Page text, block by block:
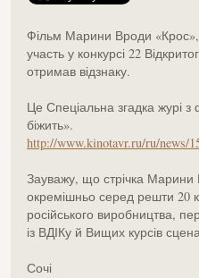
Фільм Марини Вроди «Крос»,
участь у конкурсі 22
отримав відзнаку.
Це Спеціальна згадка журі
біжить».
http://www.kinotavr.ru/ru/news/
Зауважу, що стрічка Марини
окремішньо серед решти 20
російського виробництва,
із ВДІКу й Вищих курсів
Сочі